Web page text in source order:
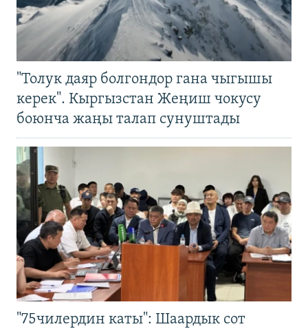
"Толук даяр болгондор гана чыгышы
керек". Кыргызстан Жеңиш чокусу
боюнча жаңы талап сунуштады
"75чилердин каты": Шаардык сот